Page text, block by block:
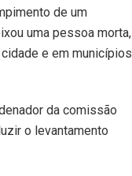
de um
uma pessoa morta,
e em municípios
da comissão
o levantamento